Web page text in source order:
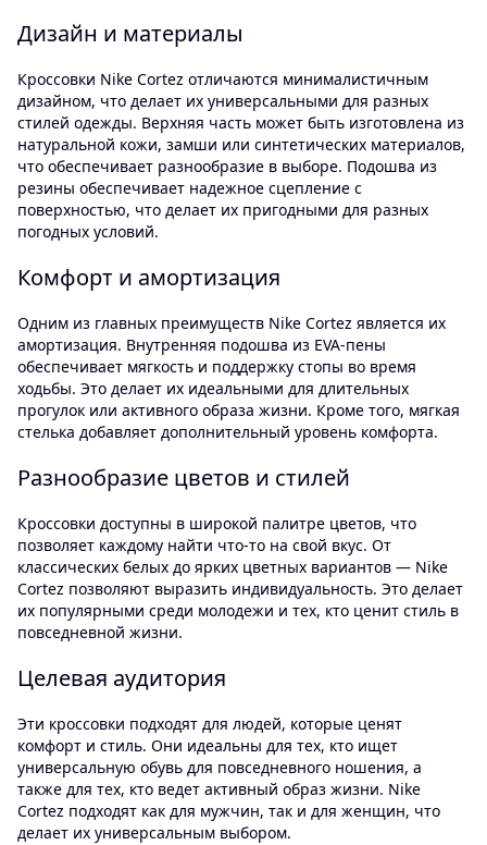
Дизайн и материалы
Кроссовки Nike Cortez отличаются минималистичным
дизайном, что делает их универсальными для разных
стилей одежды. Верхняя часть может быть изготовлена из
натуральной кожи, замши или синтетических материалов,
что обеспечивает разнообразие в выборе. Подошва из
резины обеспечивает надежное сцепление с
поверхностью, что делает их пригодными для разных
погодных условий.
Комфорт и амортизация
Одним из главных преимуществ Nike Cortez является их
амортизация. Внутренняя подошва из EVA-пены
обеспечивает мягкость и поддержку стопы во время
ходьбы. Это делает их идеальными для длительных
прогулок или активного образа жизни. Кроме того, мягкая
стелька добавляет дополнительный уровень комфорта.
Разнообразие цветов и стилей
Кроссовки доступны в широкой палитре цветов, что
позволяет каждому найти что-то на свой вкус. От
классических белых до ярких цветных вариантов — Nike
Cortez позволяют выразить индивидуальность. Это делает
их популярными среди молодежи и тех, кто ценит стиль в
повседневной жизни.
Целевая аудитория
Эти кроссовки подходят для людей, которые ценят
комфорт и стиль. Они идеальны для тех, кто ищет
универсальную обувь для повседневного ношения, а
также для тех, кто ведет активный образ жизни. Nike
Cortez подходят как для мужчин, так и для женщин, что
делает их универсальным выбором.